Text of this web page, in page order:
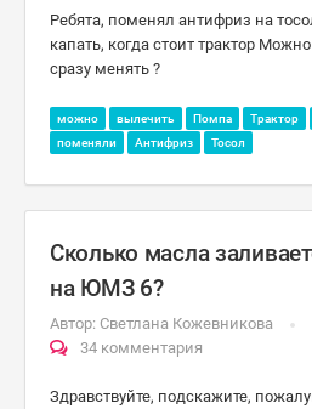
Ребята, поменял антифриз на
капать, когда стоит трактор
сразу менять ?
можно вылечить Помпа Трактор
поменяли
Антифриз Тосол
Сколько масла
на ЮМЗ 6?
Автор: Светлана Кожевникова
34 комментария
Здравствуйте, подскажите,